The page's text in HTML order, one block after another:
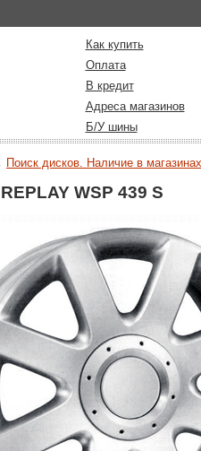
Как купить
Оплата
В кредит
Адреса магазинов
Б/У шины
Поиск дисков. Наличие в
WSP 439 S